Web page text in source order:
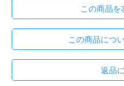
この商品を
この商品につ
返品